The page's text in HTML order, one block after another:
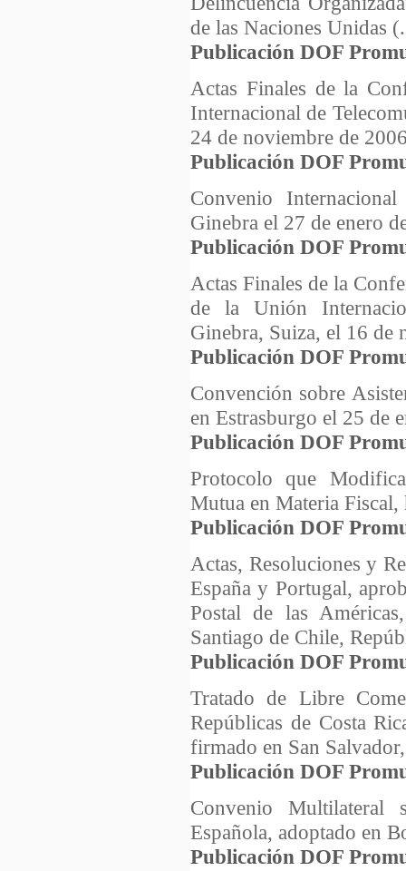
de las Naciones Unidas
Publicación DOF
Actas Finales de la
Internacional de
24 de noviembre de
Publicación DOF
Convenio
Ginebra el 27 de enero
Publicación DOF
Actas Finales de la
de la Unión
Ginebra, Suiza, el 16 de
Publicación DOF
Convención sobre
en Estrasburgo el 25 de
Publicación DOF
Protocolo que
Mutua en Materia
Publicación DOF
Actas, Resoluciones y
España y Portugal,
Postal de las
Santiago de Chile,
Publicación DOF
Tratado de Libre
Repúblicas de Costa
firmado en San
Publicación DOF
Convenio Multilateral
Española, adoptado en
Publicación DOF